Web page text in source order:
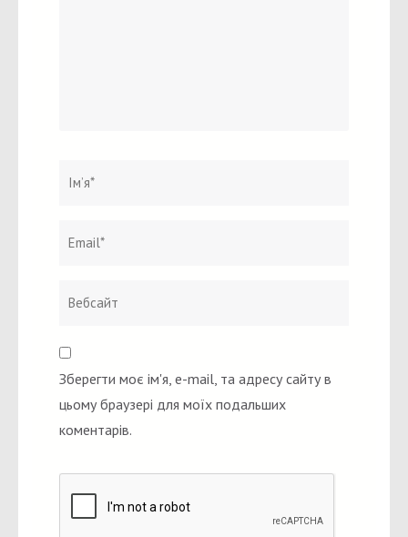
Зберегти моє ім'я, e-mail, та адресу сайту в
цьому браузері для моїх подальших
коментарів.